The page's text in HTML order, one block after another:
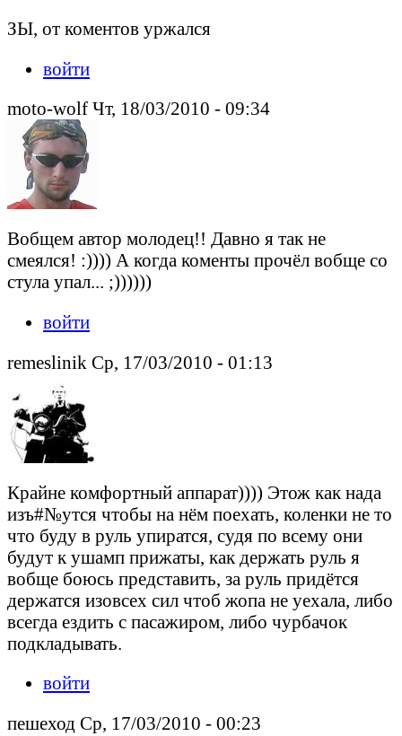
ЗЫ, от коментов уржался
войти
moto-wolf Чт, 18/03/2010 - 09:34
Вобщем автор молодец!! Давно я так не
смеялся! :)))) А когда коменты прочёл вобще со
стула упал... ;))))))
войти
remeslinik Ср, 17/03/2010 - 01:13
Крайне комфортный аппарат)))) Этож как нада
изъ#№утся чтобы на нём поехать, коленки не то
что буду в руль упиратся, судя по всему они
будут к ушамп прижаты, как держать руль я
вобще боюсь представить, за руль придётся
держатся изовсех сил чтоб жопа не уехала, либо
всегда ездить с пасажиром, либо чурбачок
подкладывать.
войти
пешеход Ср, 17/03/2010 - 00:23